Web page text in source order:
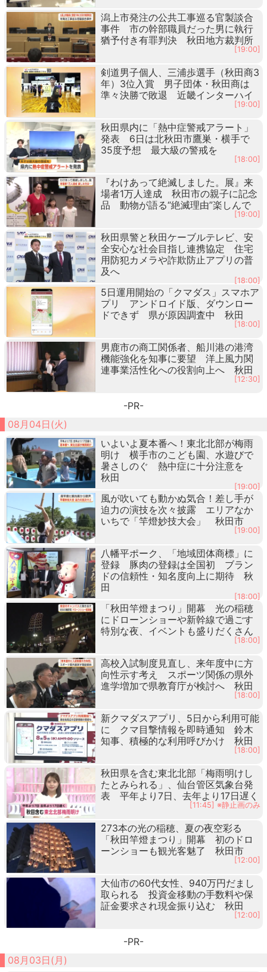
潟上市発注の公共工事巡る官製談合
事件 市の幹部職員だった男に執行
猶予付き有罪判決 秋田地方裁判所
[19:00]
剣道男子個人、三浦歩選手（秋田商3
年）3位入賞 男子団体・秋田商は
準々決勝で敗退 近畿インターハイ
[19:00]
秋田県内に「熱中症警戒アラート」
発表 6日は北秋田市鷹巣・横手で
35度予想 最大級の警戒を
[18:00]
『わけあって絶滅しました。展』来
場者1万人達成 秋田市の親子に記念
品 動物が語る“絶滅理由”楽しんで
[19:00]
秋田県警と秋田ケーブルテレビ、安
全安心な社会目指し連携協定 住宅
用防犯カメラや詐欺防止アプリの普
及へ
[18:00]
5日運用開始の「クマダス」スマホア
プリ アンドロイド版、ダウンロー
ドできず 県が原因調査中 秋田
[18:00]
男鹿市の商工関係者、船川港の港湾
機能強化を知事に要望 洋上風力関
連事業活性化への役割向上へ 秋田
[12:30]
-PR-
08月04日(火)
いよいよ夏本番へ！東北北部が梅雨
明け 横手市のこども園、水遊びで
暑さしのぐ 熱中症に十分注意を
秋田
[19:00]
風が吹いても動かぬ気合！差し手が
迫力の演技を次々披露 エリアなか
いちで「竿燈妙技大会」 秋田市
[19:00]
八幡平ポーク、「地域団体商標」に
登録 豚肉の登録は全国初 ブラン
ドの信頼性・知名度向上に期待 秋
田
[18:00]
「秋田竿燈まつり」開幕 光の稲穂
にドローンショーや新幹線で過ごす
特別な夜、イベントも盛りだくさん
[18:00]
高校入試制度見直し、来年度中に方
向性示す考え スポーツ関係の県外
進学増加で県教育庁が検討へ 秋田
[18:00]
新クマダスアプリ、5日から利用可能
に クマ目撃情報を即時通知 鈴木
知事、積極的な利用呼びかけ 秋田
[18:00]
秋田県を含む東北北部「梅雨明けし
たとみられる」、仙台管区気象台発
表 平年より7日、去年より17日遅く
[11:45] ※静止画のみ
273本の光の稲穂、夏の夜空彩る
「秋田竿燈まつり」開幕 初のドロ
ーンショーも観光客魅了 秋田市
[12:00]
大仙市の60代女性、940万円だまし
取られる 投資金移動の手数料や保
証金要求され現金振り込む 秋田
[12:00]
-PR-
08月03日(月)